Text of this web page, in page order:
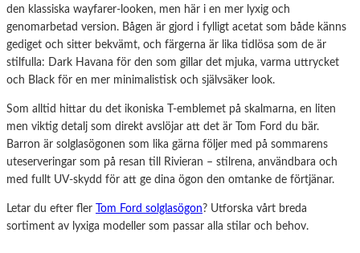
den klassiska wayfarer-looken, men här i en mer lyxig och
genomarbetad version. Bågen är gjord i fylligt acetat som både känns
gediget och sitter bekvämt, och färgerna är lika tidlösa som de är
stilfulla: Dark Havana för den som gillar det mjuka, varma uttrycket
och Black för en mer minimalistisk och självsäker look.
Som alltid hittar du det ikoniska T-emblemet på skalmarna, en liten
men viktig detalj som direkt avslöjar att det är Tom Ford du bär.
Barron är solglasögonen som lika gärna följer med på sommarens
uteserveringar som på resan till Rivieran – stilrena, användbara och
med fullt UV-skydd för att ge dina ögon den omtanke de förtjänar.
Letar du efter fler Tom Ford solglasögon ? Utforska vårt breda
sortiment av lyxiga modeller som passar alla stilar och behov.